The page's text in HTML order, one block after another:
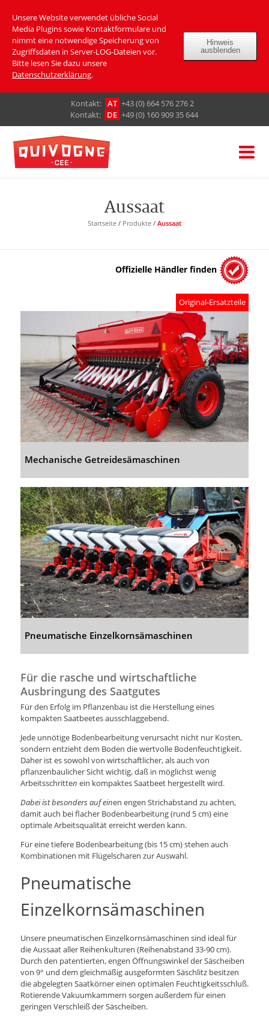
Unsere Website verwendet übliche Social
Media Plugins sowie Kontaktformulare und
nimmt eine notwendige Speicherung von
Zugriffsdaten in Server-LOG-Dateien vor.
Bitte lesen Sie dazu unsere
Datenschutzerklärung.
Hinweis
ausblenden
Кontakt: AT +43 (0) 664 576 276 2
Кontakt:
DE +49 (0) 160 909 35 644
Aussaat
Startseite/ Produkte/ Aussaat
Offizielle Händler finden
Original-Ersatzteile
Mechanische Getreidesämaschinen
Pneumatische Einzelkornsämaschinen
Für die rasche und wirtschaftliche
Ausbringung des Saatgutes
Für den Erfolg im Pflanzenbau ist die Herstellung eines
kompakten Saatbeetes ausschlaggebend.
Jede unnötige Bodenbearbeitung verursacht nicht nur Kosten,
sondern entzieht dem Boden die wertvolle Bodenfeuchtigkeit.
Daher ist es sowohl von wirtschaftlicher, als auch von
pflanzenbaulicher Sicht wichtig, daß in möglichst wenig
Arbeitsschritten ein kompaktes Saatbeet hergestellt wird.
Dabei ist besonders auf einen engen Strichabstand zu achten,
damit auch bei flacher Bodenbearbeitung (rund 5 cm) eine
optimale Arbeitsqualität erreicht werden kann.
Für eine tiefere Bodenbearbeitung (bis 15 cm) stehen auch
Kombinationen mit Flügelscharen zur Auswahl.
Pneumatische
Einzelkornsämaschinen
Unsere pneumatischen Einzelkornsämaschinen sind ideal für
die Aussaat aller Reihenkulturen (Reihenabstand 33-90 cm).
Durch den patentierten, engen Öffnungswinkel der Säscheiben
von 9° und dem gleichmäßig ausgeformten Säschlitz besitzen
die abgelegten Saatkörner einen optimalen Feuchtigkeitsschluß.
Rotierende Vakuumkammern sorgen außerdem für einen
geringen Verschleiß der Säscheiben.